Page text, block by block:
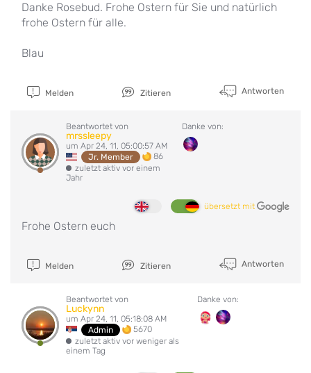
Danke Rosebud. Frohe Ostern für Sie und natürlich
frohe Ostern für alle.
Blau
Melden Zitieren Antworten
Beantwortet von
mrssleepy
um Apr 24, 11, 05:00:57 AM
Jr. Member
86
zuletzt aktiv vor einem
Jahr
Danke von:
übersetzt mit
Frohe Ostern euch
Melden Zitieren Antworten
Beantwortet von
Luckynn
um Apr 24, 11, 05:18:08 AM
Admin
5670
zuletzt aktiv vor weniger als
einem Tag
Danke von: